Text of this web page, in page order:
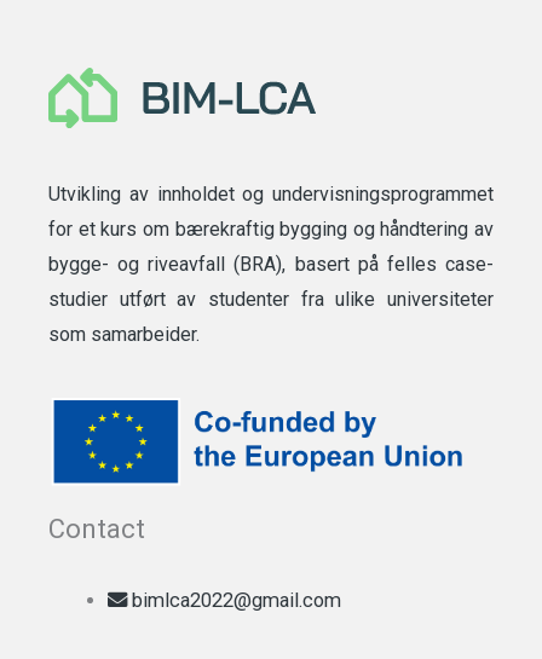
Utvikling av innholdet og undervisningsprogrammet
for et kurs om bærekraftig bygging og håndtering av
bygge- og riveavfall (BRA), basert på felles case-
studier utført av studenter fra ulike universiteter
som samarbeider.
Contact
bimlca2022@gmail.com